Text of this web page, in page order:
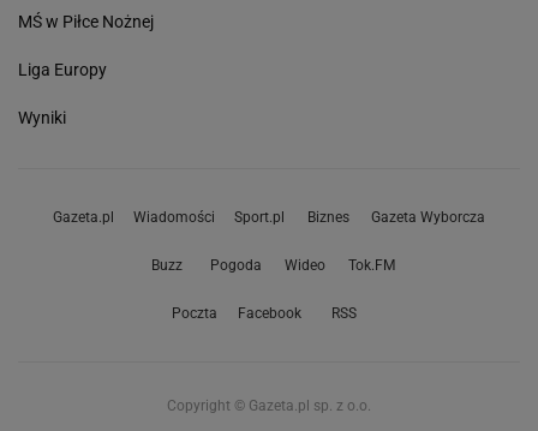
MŚ w Piłce Nożnej
Liga Europy
Wyniki
Gazeta.pl Wiadomości Sport.pl Biznes Gazeta Wyborcza
Buzz Pogoda Wideo Tok.FM
Poczta Facebook RSS
Copyright © Gazeta.pl sp. z o.o.